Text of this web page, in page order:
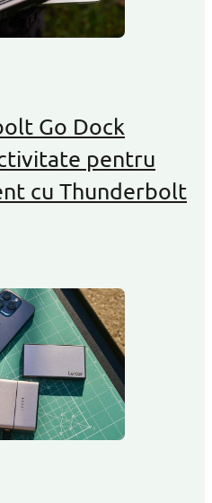
Go Dock
pentru
cu Thunderbolt